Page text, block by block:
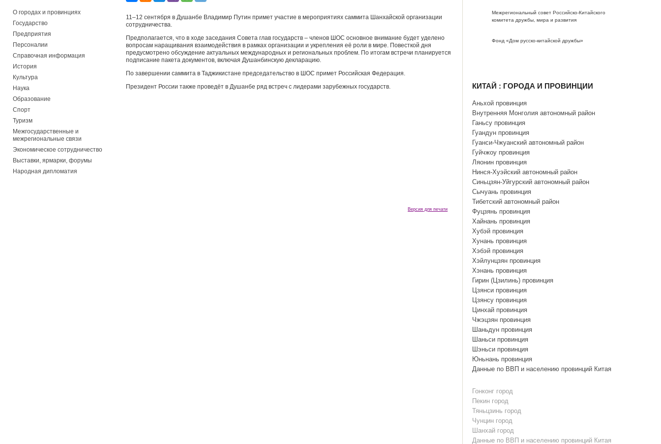
О городах и провинциях
Государство
Предприятия
Персоналии
Справочная информация
История
Культура
Наука
Образование
Спорт
Туризм
Межгосударственные и
межрегиональные связи
Экономическое сотрудничество
Выставки, ярмарки, форумы
Народная дипломатия
11–12 сентября в Душанбе Владимир Путин примет участие в мероприятиях саммита Шанхайской организации
сотрудничества.
Предполагается, что в ходе заседания Совета глав государств – членов ШОС основное внимание будет уделено
вопросам наращивания взаимодействия в рамках организации и укрепления её роли в мире. Повесткой дня
предусмотрено обсуждение актуальных международных и региональных проблем. По итогам встречи планируется
подписание пакета документов, включая Душанбинскую декларацию.
По завершении саммита в Таджикистане председательство в ШОС примет Российская Федерация.
Президент России также проведёт в Душанбе ряд встреч с лидерами зарубежных государств.
Версия для печати
Межрегиональный совет Российско-Китайского
комитета дружбы, мира и развития
Фонд «Дом русско-китайской дружбы»
КИТАЙ : ГОРОДА И ПРОВИНЦИИ
Аньхой провинция
Внутренняя Монголия автономный район
Ганьсу провинция
Гуандун провинция
Гуанси-Чжуанский автономный район
Гуйчжоу провинция
Ляонин провинция
Нинся-Хуэйский автономный район
Синьцзян-Уйгурский автономный район
Сычуань провинция
Тибетский автономный район
Фуцзянь провинция
Хайнань провинция
Хубэй провинция
Хунань провинция
Хэбэй провинция
Хэйлунцзян провинция
Хэнань провинция
Гирин (Цзилинь) провинция
Цзянси провинция
Цзянсу провинция
Цинхай провинция
Чжэцзян провинция
Шаньдун провинция
Шаньси провинция
Шэньси провинция
Юньнань провинция
Данные по ВВП и населению провинций Китая
Гонконг город
Пекин город
Тяньцзинь город
Чунцин город
Шанхай город
Данные по ВВП и населению провинций Китая